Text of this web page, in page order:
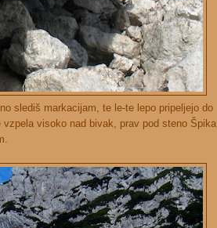
slediš markacijam, te le-te lepo pripeljejo do
visoko nad bivak, prav pod steno Špika